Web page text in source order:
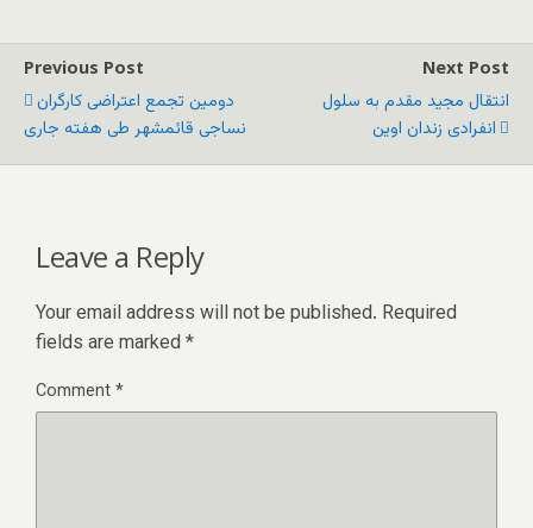
Previous Post
دومین تجمع اعتراضی کارگران
نساجی قائمشهر طی هفته جاری
Next Post
انتقال مجید مقدم به سلول
انفرادی زندان اوین
Leave a Reply
Your email address will not be published. Required
fields are marked *
Comment*